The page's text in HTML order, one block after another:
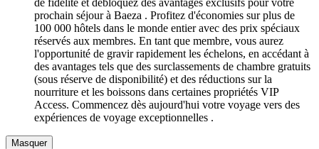
de fidélité et débloquez des avantages exclusifs pour votre
prochain séjour à Baeza . Profitez d'économies sur plus de
100 000 hôtels dans le monde entier avec des prix spéciaux
réservés aux membres. En tant que membre, vous aurez
l'opportunité de gravir rapidement les échelons, en accédant à
des avantages tels que des surclassements de chambre gratuits
(sous réserve de disponibilité) et des réductions sur la
nourriture et les boissons dans certaines propriétés VIP
Access. Commencez dès aujourd'hui votre voyage vers des
expériences de voyage exceptionnelles .
Masquer